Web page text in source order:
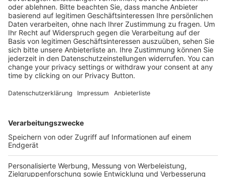
Kostenlose Rücksendung bis zu 14 Tage nach
Bestelleingang (innerhalb Deutschlands).
Versandkosten.
Der Bestellprozess ist mit Hilfe eines SSL-